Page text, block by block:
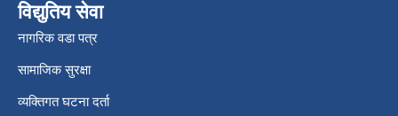
विद्युतिय सेवा
नागरिक वडा पत्र
सामाजिक सुरक्षा
व्यक्तिगत घटना दर्ता